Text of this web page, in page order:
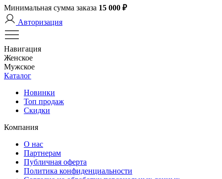
Минимальная сумма заказа 15 000 ₽
Авторизация
Навигация
Женское
Мужское
Каталог
Новинки
Топ продаж
Скидки
Компания
О нас
Партнерам
Публичная оферта
Политика конфиденциальности